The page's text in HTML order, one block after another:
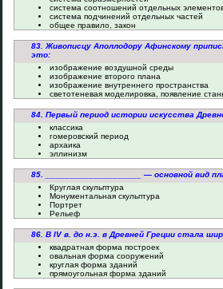
система соотношений отдельных
система подчинений отдельных частей
общее правило, закон
83. Живописцу Аполлодору Афинскому
это:
изображение воздушной среды
изображение второго плана
изображение внутреннего пространства
светотеневая моделировка, появление
84. Первый период истории искусства
классика
гомеровский период
архаика
эллинизм
85. ____________________ — основной вид
Круглая скульптура
Монументальная скульптура
Портрет
Рельеф
86. В IV в. до н.э. в Древней Греции стала
квадратная форма построек
овальная форма сооружений
круглая форма зданий
прямоугольная форма зданий